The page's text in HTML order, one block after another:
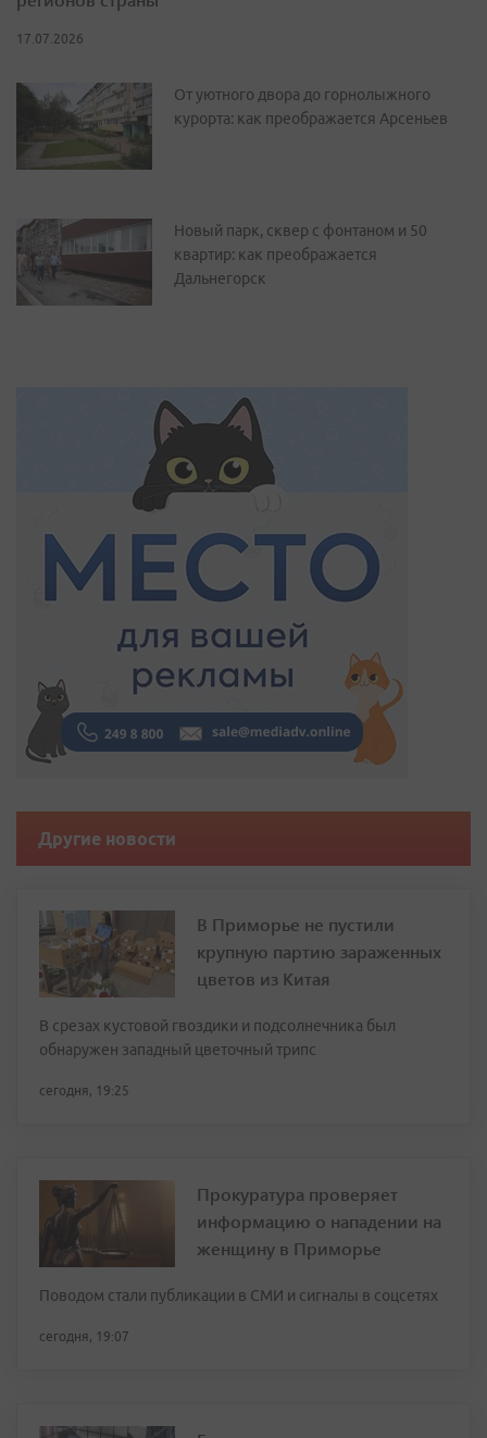
17.07.2026
От уютного двора до горнолыжного
курорта: как преображается Арсеньев
Новый парк, сквер с фонтаном и 50
квартир: как преображается
Дальнегорск
Другие новости
В Приморье не пустили
крупную партию зараженных
цветов из Китая
В срезах кустовой гвоздики и подсолнечника был
обнаружен западный цветочный трипс
сегодня, 19:25
Прокуратура проверяет
информацию о нападении на
женщину в Приморье
Поводом стали публикации в СМИ и сигналы в соцсетях
сегодня, 19:07